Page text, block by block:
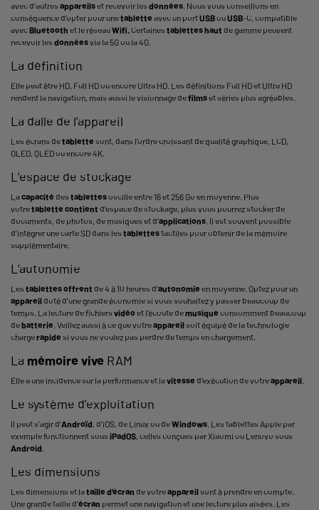
avec d’autres appareilset recevoir les données. Nous vous conseillons en
conséquence d’opter pour unetablette avec un portUSBouUSB-C, compatible
avecBluetooth et le réseauWifi. Certaines tabletteshaut de gamme peuvent
recevoir les donnéesvia la 5G ou la 4G.
La définition
Elle peut être HD, Full HD ou encore Ultra HD. Les définitions Full HD et Ultra HD
rendent la navigation, mais aussi le visionnage defilmset séries plus agréables.
La dalle de l’appareil
Les écrans detablette sont, dans l’ordre croissant de qualité graphique, LCD,
OLED, QLED ou encore 4K.
L’espace de stockage
Lacapacité des tablettesoscille entre 16 et 256 Go en moyenne. Plus
votretablette contient d’espace de stockage, plus vous pourrez stocker de
documents, de photos, de musiques et d’applications. Il est souvent possible
d’intégrer une carte SD dans les tablettestactiles pour obtenir de la mémoire
supplémentaire.
L’autonomie
Les tablettesoffrent de 4 à 10 heures d’autonomie en moyenne. Optez pour un
appareildoté d’une grande économie si vous souhaitez y passer beaucoup de
temps. La lecture de fichiers vidéo et l’écoute demusique consomment beaucoup
debatterie. Veillez aussi à ce que votreappareilsoit équipé de la technologie
chargerapide si vous ne voulez pas perdre de temps en chargement.
La mémoire vive RAM
Elle a une incidence sur la performance et lavitesse d’exécution de votreappareil.
Le système d’exploitation
Il peut s’agir d’Androïd, d’iOS, de Linux ou deWindows. Les tablettes Apple par
exemple fonctionnent sous iPadOS, celles conçues par Xiaomi ou Lenovo sous
Android.
Les dimensions
Les dimensions et lataille d’écran de votreappareilsont à prendre en compte.
Une grande taille d’écran permet une navigation et une lecture plus aisées. Les